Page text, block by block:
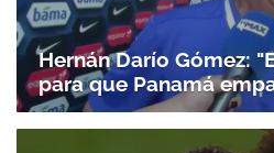
Hernán Darío Gómez:
para que Panamá